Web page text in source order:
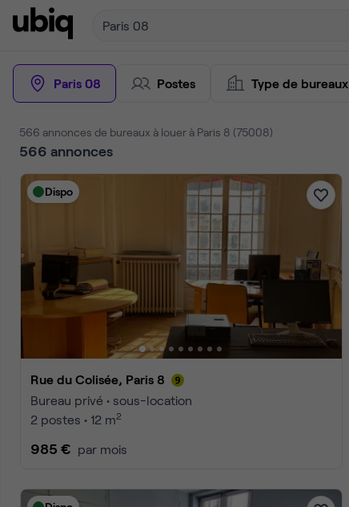
Paris 08
Paris 08 Postes Type de bureaux
566 annonces de bureaux à louer à Paris 8 (75008)
566 annonces
Dispo
Rue du Colisée, Paris 8
Bureau privé • sous-location
2 postes • 12 m2
985 € par mois